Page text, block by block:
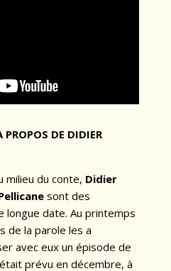
DE DIDIER
milieu du conte, Didier
sont des
longue date. Au printemps
de la parole les a
avec eux un épisode de
prévu en décembre, à